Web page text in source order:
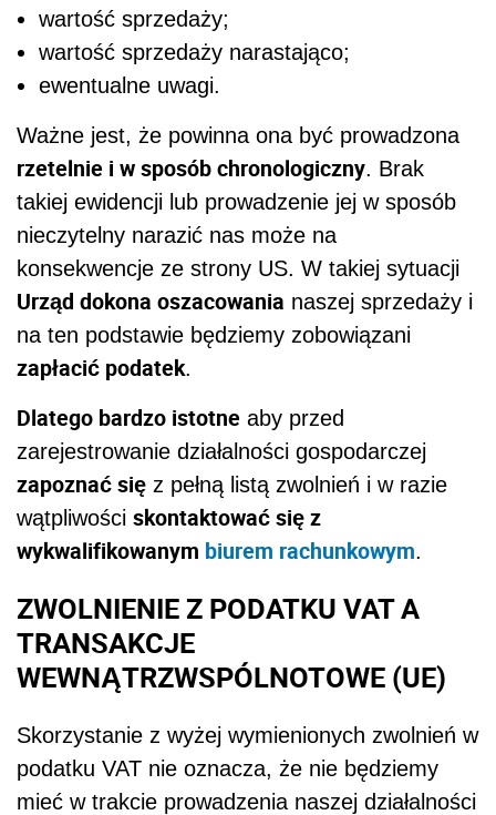
wartość sprzedaży;
wartość sprzedaży narastająco;
ewentualne uwagi.
Ważne jest, że powinna ona być prowadzona
rzetelnie i w sposób chronologiczny. Brak
takiej ewidencji lub prowadzenie jej w sposób
nieczytelny narazić nas może na
konsekwencje ze strony US. W takiej sytuacji
Urząd dokona oszacowania naszej sprzedaży i
na ten podstawie będziemy zobowiązani
zapłacić podatek.
Dlatego bardzo istotne aby przed
zarejestrowanie działalności gospodarczej
zapoznać się z pełną listą zwolnień i w razie
wątpliwości skontaktować się z
wykwalifikowanym biurem rachunkowym.
ZWOLNIENIE Z PODATKU VAT A
TRANSAKCJE
WEWNĄTRZWSPÓLNOTOWE (UE)
Skorzystanie z wyżej wymienionych zwolnień w
podatku VAT nie oznacza, że nie będziemy
mieć w trakcie prowadzenia naszej działalności